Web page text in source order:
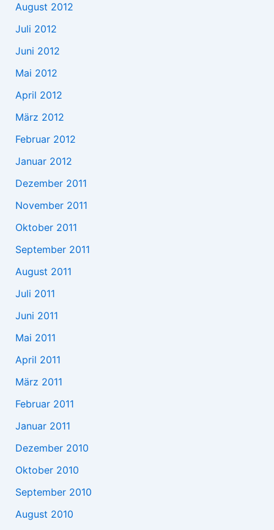
August 2012
Juli 2012
Juni 2012
Mai 2012
April 2012
März 2012
Februar 2012
Januar 2012
Dezember 2011
November 2011
Oktober 2011
September 2011
August 2011
Juli 2011
Juni 2011
Mai 2011
April 2011
März 2011
Februar 2011
Januar 2011
Dezember 2010
Oktober 2010
September 2010
August 2010